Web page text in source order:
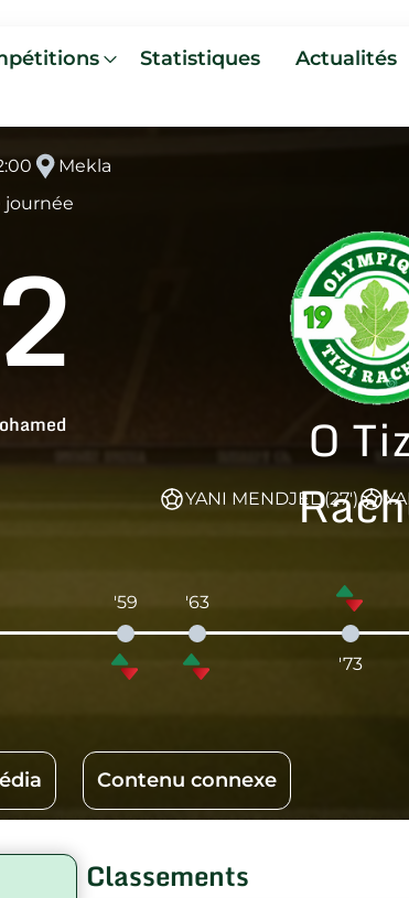
Statistiques Actualités
Mekla
journée
2
O
YANI MENDJEL (27')
'59 '63
'73
Contenu connexe
Classements